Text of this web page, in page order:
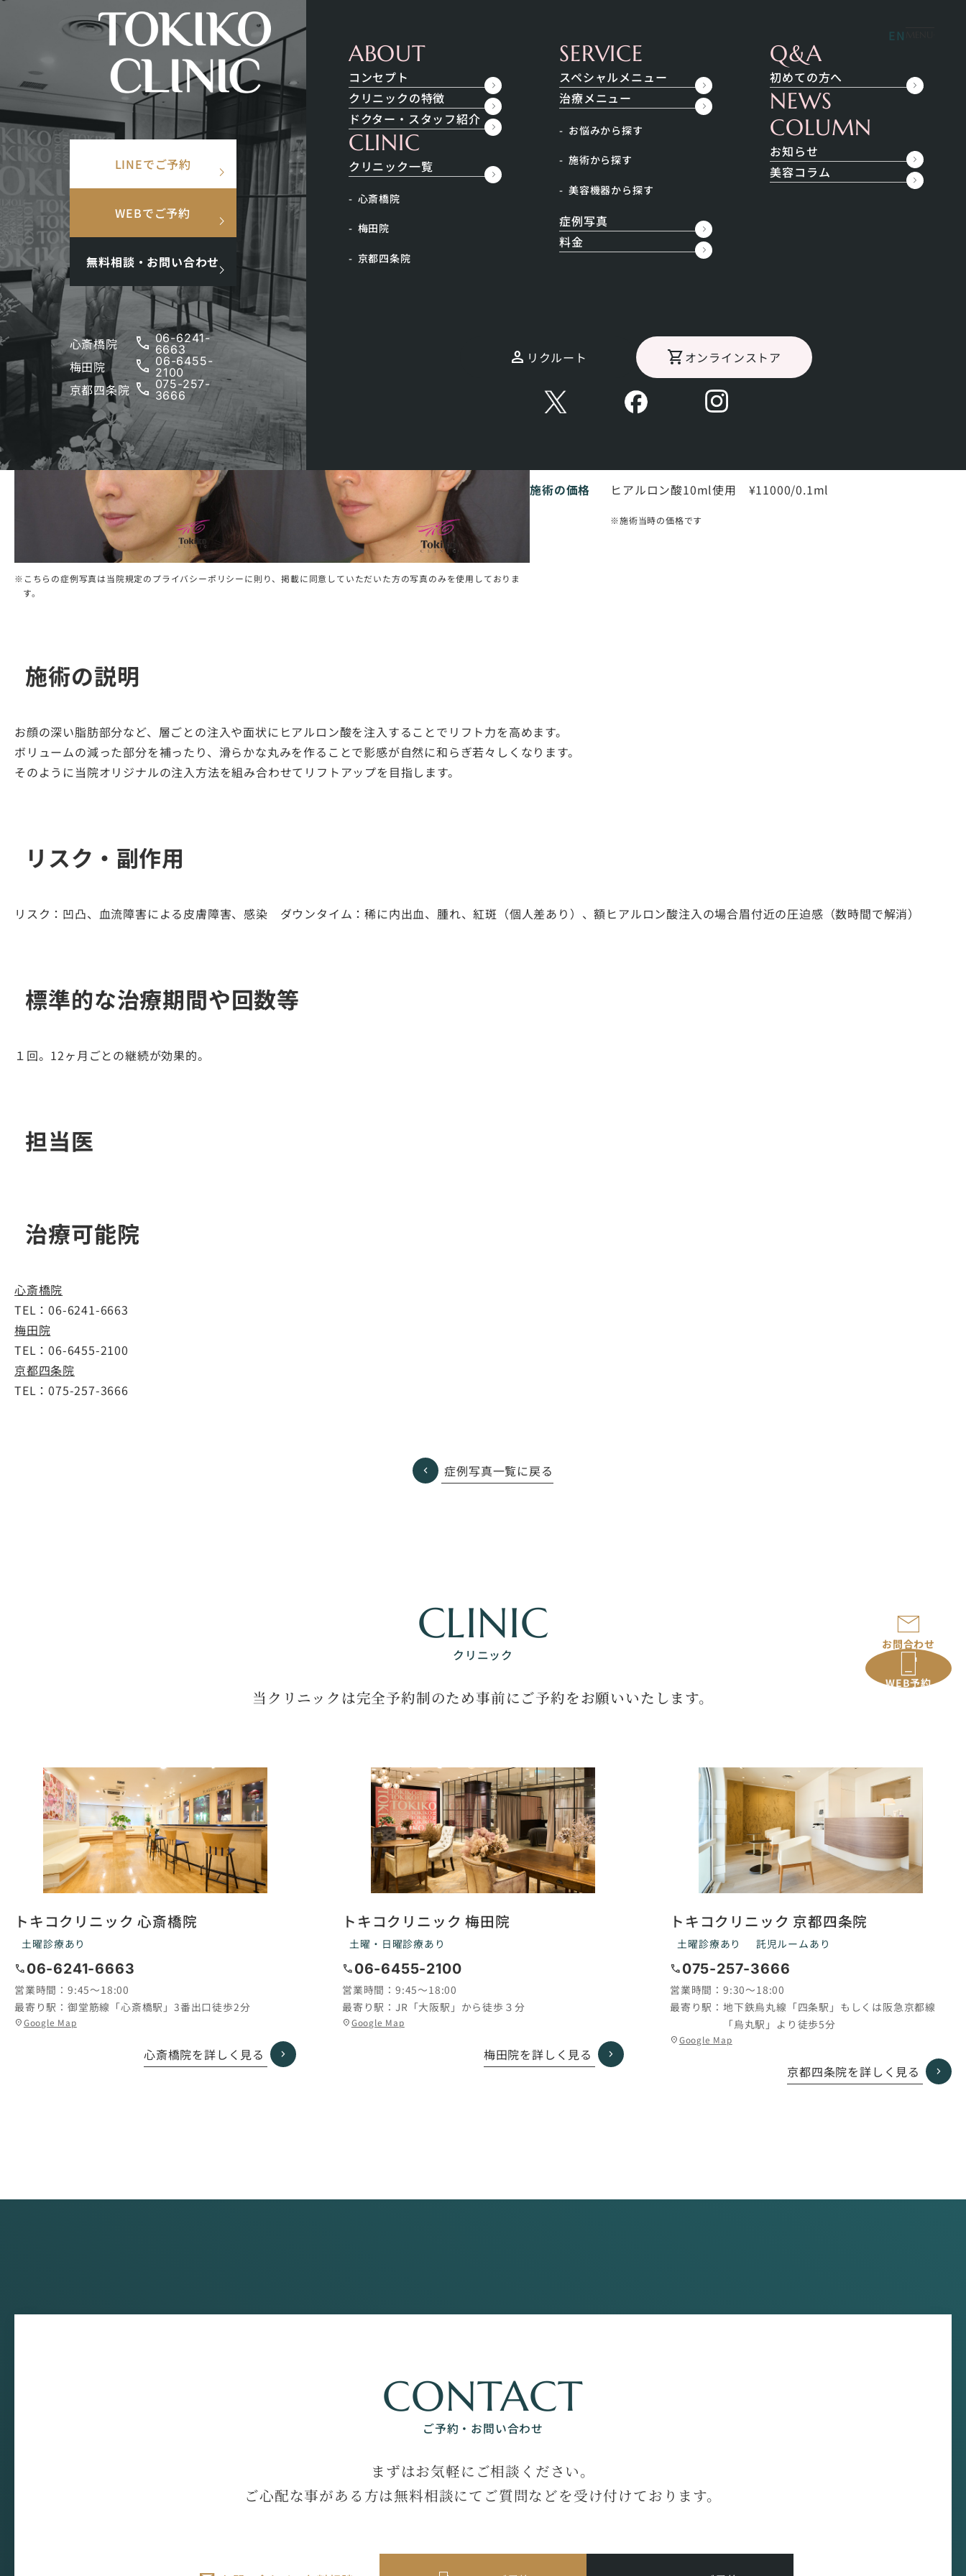
美容皮膚科×美容内科 EN
LINEでご予約
WEBでご予約
無料相談・お問い合わせ
心斎橋院 phone 06-6241-
6663
梅田院 phone 06-6455-
2100
京都四条院 phone 075-257-
3666
ABOUT
コンセプト
クリニックの特徴
ドクター・スタッフ紹介
CLINIC
クリニック一覧
心斎橋院
梅田院
京都四条院
SERVICE
スペシャルメニュー
治療メニュー
お悩みから探す
施術から探す
美容機器から探す
症例写真
料金
Q&A
初めての方へ
NEWS
COLUMN
お知らせ
美容コラム
リクルート オンラインストア
検索ワード
検
search
人気ワード
#美肌 #インナーケア#アンチエイジング#点滴 #ホルモン補充
閉じる
TOP/症例写真/No.12393 ヒアルロン酸注入（リフトアップ）
ヒアルロン酸注入（リフトアップ）
12393 ヒアルロン酸注射
こちらの症例写真は当院規定のプライバシーポリシーに則り、掲載に同意していただいた方の写真のみを使用しておりま
す。
CASE No. 12393
※お問い合わせ時はこちらの番号をお伝えください
施術の価格 ヒアルロン酸10ml使用 ¥11000/0.1ml
施術当時の価格です
施術の説明
お顔の深い脂肪部分など、層ごとの注入や面状にヒアルロン酸を注入することでリフト力を高めます。
ボリュームの減った部分を補ったり、滑らかな丸みを作ることで影感が自然に和らぎ若々しくなります。
そのように当院オリジナルの注入方法を組み合わせてリフトアップを目指します。
リスク・副作用
リスク：凹凸、血流障害による皮膚障害、感染 ダウンタイム：稀に内出血、腫れ、紅斑（個人差あり）、額ヒアルロン酸注入の場合眉付近の圧迫感（数時間で解消）
標準的な治療期間や回数等
１回。12ヶ月ごとの継続が効果的。
担当医
治療可能院
心斎橋院
TEL：06-6241-6663
梅田院
TEL：06-6455-2100
京都四条院
TEL：075-257-3666
症例写真一覧に戻る
CLINIC
クリニック
当クリニックは完全予約制のため事前にご予約をお願いいたします。
トキコクリニック 心斎橋院
土曜診療あり
call 06-6241-6663
営業時間： 9:45〜18:00
最寄り駅： 御堂筋線「心斎橋駅」3番出口徒歩2分
location_on Google Map
グ
心斎橋院を詳しく見る
トキコクリニック 梅田院
土曜・日曜診療あり
call 06-6455-2100
営業時間： 9:45〜18:00
最寄り駅： JR「大阪駅」から徒歩３分
location_on Google Map
グ
梅田院を詳しく見る
トキコクリニック 京都四条院
土曜診療あり
託児ルームあり
call 075-257-3666
営業時間： 9:30〜18:00
最寄り駅： 地下鉄烏丸線「四条駅」もしくは阪急京都線
「烏丸駅」より徒歩5分
location_on Google Map
グ
京都四条院を詳しく見る
CONTACT
ご予約・お問い合わせ
まずはお気軽にご相談ください。
ご心配な事がある方は無料相談にてご質問などを受け付けております。
お問合わせ
WEB予約